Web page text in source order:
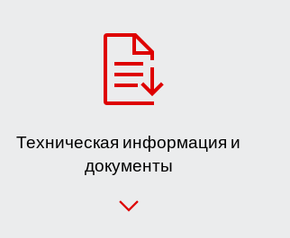
Техническая информация и
документы